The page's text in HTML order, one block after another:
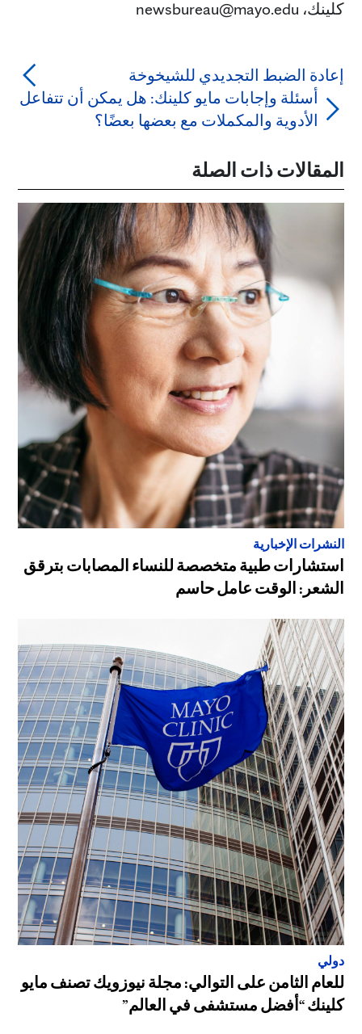
كلينك، newsbureau@mayo.edu
إعادة الضبط التجديدي للشيخوخة
أسئلة وإجابات مايو كلينك: هل يمكن أن تتفاعل
الأدوية والمكملات مع بعضها بعضًا؟
المقالات ذات الصلة
النشرات الإخبارية
استشارات طبية متخصصة للنساء المصابات بترقق
الشعر: الوقت عامل حاسم
دولي
للعام الثامن على التوالي: مجلة نيوزويك تصنف مايو
كلينك “أفضل مستشفى في العالم”